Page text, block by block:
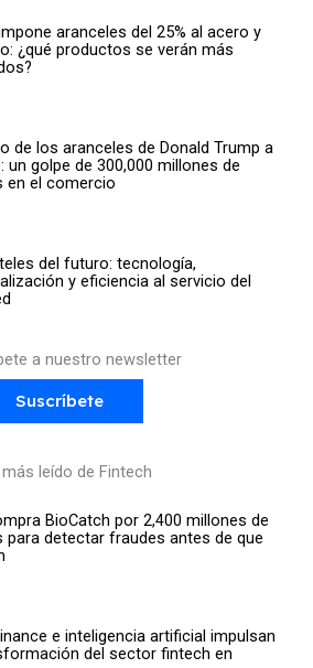
impone aranceles del 25% al acero y
¿qué productos se verán más
de los aranceles de Donald Trump a
un golpe de 300,000 millones de
en el comercio
del futuro: tecnología,
y eficiencia al servicio del
a nuestro newsletter
Suscríbete
leído de Fintech
BioCatch por 2,400 millones de
para detectar fraudes antes de que
e inteligencia artificial impulsan
del sector fintech en